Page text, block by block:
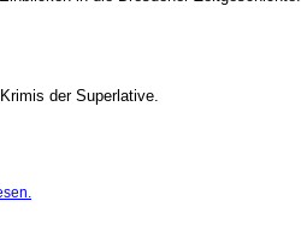
der Superlative.